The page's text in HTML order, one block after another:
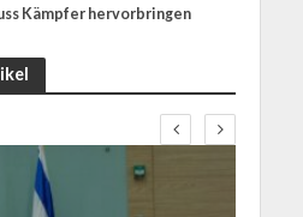
Kämpfer hervorbringen